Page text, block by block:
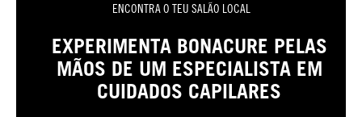
ENCONTRA O TEU SALÃO LOCAL
EXPERIMENTA BONACURE PELAS
MÃOS DE UM ESPECIALISTA EM
CUIDADOS CAPILARES